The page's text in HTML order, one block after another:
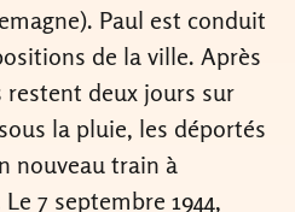
Paul est conduit
de la ville. Après
deux jours sur
la pluie, les déportés
nouveau train à
7 septembre 1944,